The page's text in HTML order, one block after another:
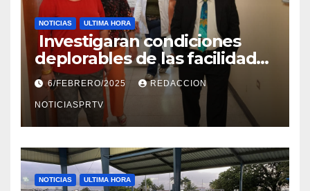
NOTICIAS ULTIMA HORA
Investigaran condiciones
deplorables de las facilidades
el Departamento de la Salud
en Mayagüez
6/FEBRERO/2025 REDACCION
NOTICIASPRTV
NOTICIAS ULTIMA HORA